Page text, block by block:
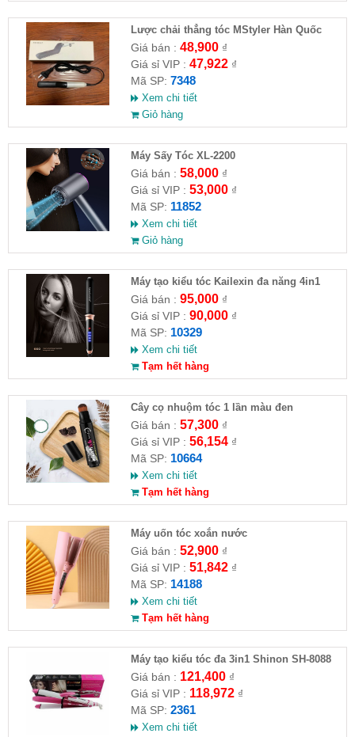
Lược chải thẳng tóc MStyler Hàn Quốc
Giá bán : 48,900₫
Giá sỉ VIP : 47,922₫
Mã SP: 7348
Xem chi tiết
Giỏ hàng
Máy Sấy Tóc XL-2200
Giá bán : 58,000₫
Giá sỉ VIP : 53,000₫
Mã SP: 11852
Xem chi tiết
Giỏ hàng
Máy tạo kiểu tóc Kailexin đa năng 4in1
Giá bán : 95,000₫
Giá sỉ VIP : 90,000₫
Mã SP: 10329
Xem chi tiết
Tạm hết hàng
Cây cọ nhuộm tóc 1 lần màu đen
Giá bán : 57,300₫
Giá sỉ VIP : 56,154₫
Mã SP: 10664
Xem chi tiết
Tạm hết hàng
Máy uốn tóc xoắn nước
Giá bán : 52,900₫
Giá sỉ VIP : 51,842₫
Mã SP: 14188
Xem chi tiết
Tạm hết hàng
Máy tạo kiểu tóc đa 3in1 Shinon SH-8088
Giá bán : 121,400₫
Giá sỉ VIP : 118,972₫
Mã SP: 2361
Xem chi tiết